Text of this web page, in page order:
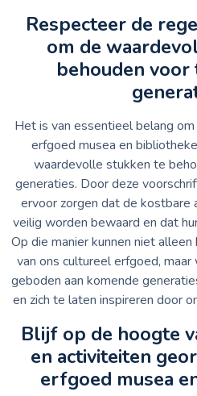
Respecteer de
om de
behouden
Het is van essentieel belang
erfgoed musea en
waardevolle stukken te
generaties. Door deze
ervoor zorgen dat de kostbare
veilig worden bewaard en dat
Op die manier kunnen niet
van ons cultureel erfgoed,
geboden aan komende
en zich te laten inspireren door
Blijf op de hoogte
en activiteiten
erfgoed musea